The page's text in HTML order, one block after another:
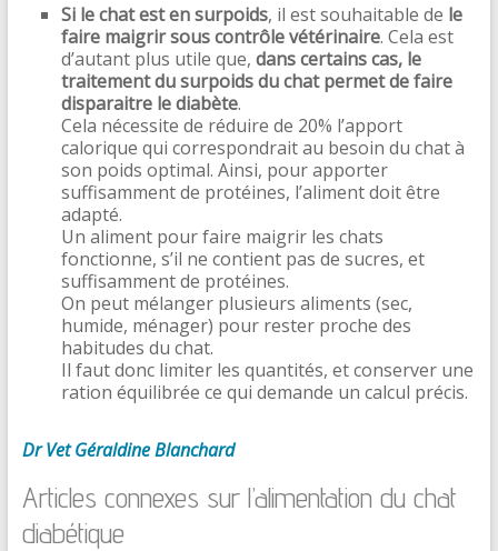
Si le chat est en surpoids, il est souhaitable de le
faire maigrir sous contrôle vétérinaire. Cela est
d’autant plus utile que, dans certains cas, le
traitement du surpoids du chat permet de faire
disparaitre le diabète.
Cela nécessite de réduire de 20% l’apport
calorique qui correspondrait au besoin du chat à
son poids optimal. Ainsi, pour apporter
suffisamment de protéines, l’aliment doit être
adapté.
Un aliment pour faire maigrir les chats
fonctionne, s’il ne contient pas de sucres, et
suffisamment de protéines.
On peut mélanger plusieurs aliments (sec,
humide, ménager) pour rester proche des
habitudes du chat.
Il faut donc limiter les quantités, et conserver une
ration équilibrée ce qui demande un calcul précis.
Dr Vet Géraldine Blanchard
Articles connexes sur l’alimentation du chat
diabétique